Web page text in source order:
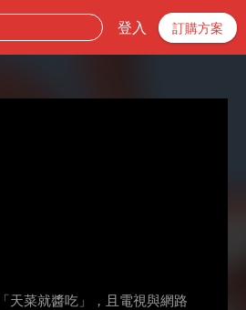
登入 訂購方案
天菜就醬吃」，且電視與網路